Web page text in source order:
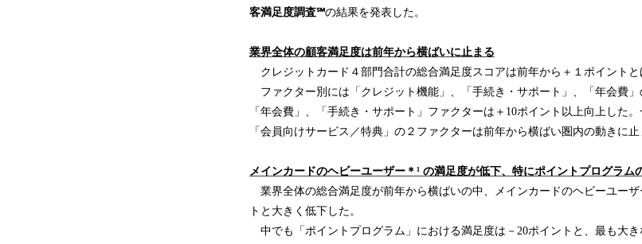
客満足度調査℠の結果を発表した。
業界全体の顧客満足度は前年から横ばいに止まる
クレジットカード４部門合計の総合満足度スコアは前年から＋１ポイントと
ファクター別には「クレジット機能」、「手続き・サポート」、「年会費
「年会費」、「手続き・サポート」ファクターは＋10ポイント以上向上した
「会員向けサービス／特典」の２ファクターは前年から横ばい圏内の動きに止
メインカードのヘビーユーザー ＊¹ の満足度が低下、 特にポイントプログラム
業界全体の総合満足度が前年から横ばいの中、メインカードのヘビーユー
トと大きく低下した。
中でも「ポイントプログラム」における満足度は－20ポイントと、最も大